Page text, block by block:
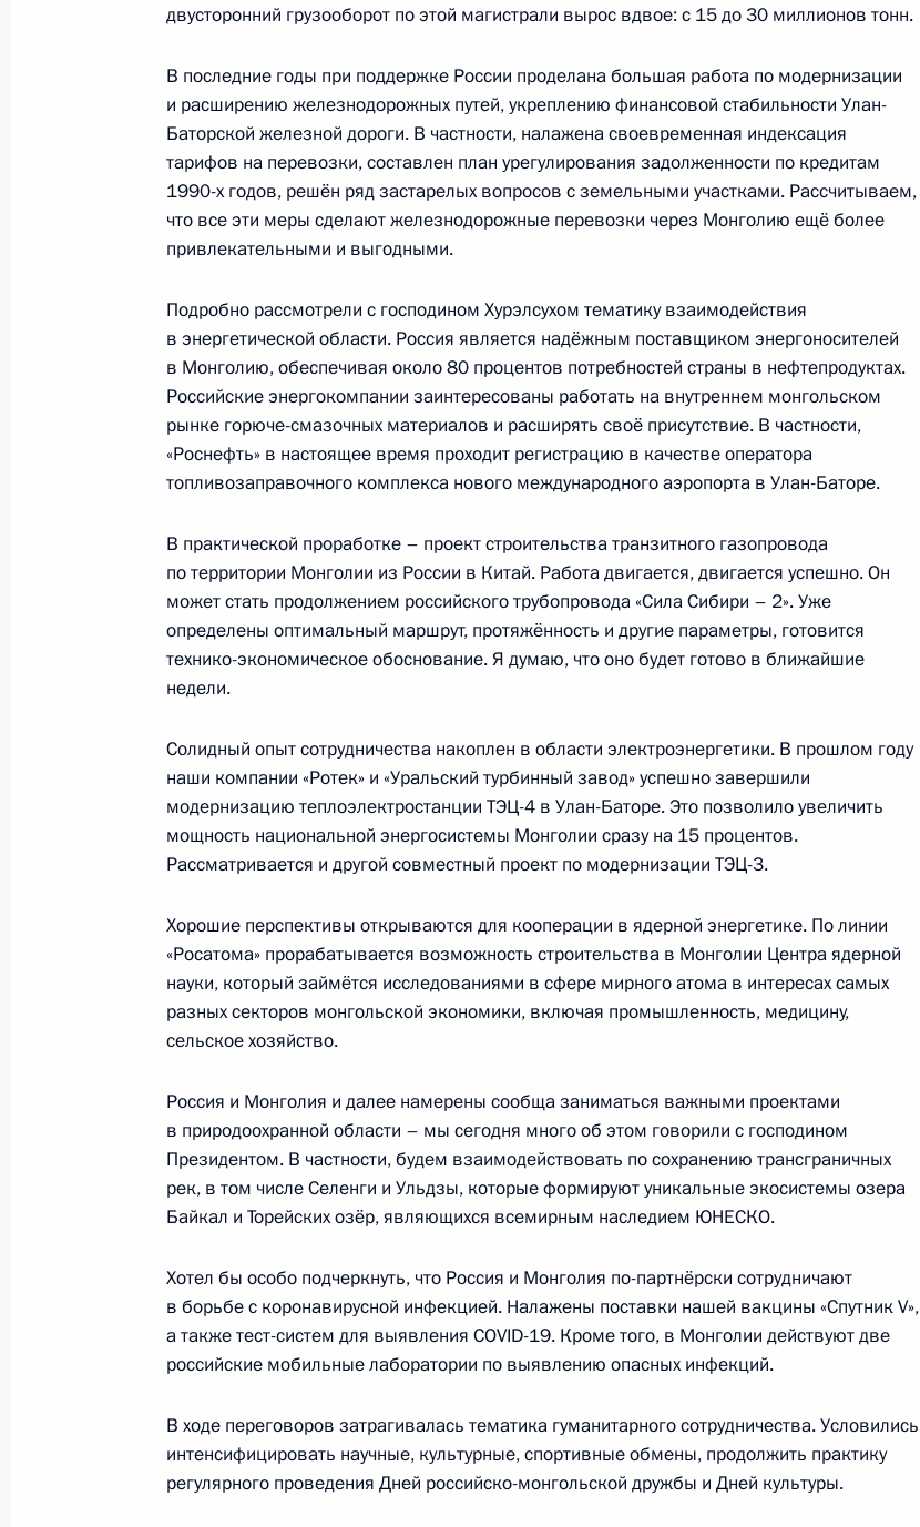
Заявления для прессы по итогам российско-монгольских
переговоров
16 декабря 2021 года, 16:40
Переговоры с Президентом Монголии Ухнагийн Хурэлсухом
16 декабря пройдут переговоры Владимира Путина
с Президентом Монголии Ухнагийн Хурэлсухом
14 декабря 2021 года, 09:00
Заседание Совета глав государств – членов ШОС
17 сентября 2021 года, 12:20
Телефонный разговор с Президентом Монголии Ухнагийн
9 июля 2021 года, 12:40
Поздравление Ухнагийн Хурэлсуху с победой на выборах
Президента Монголии
10 июня 2021 года, 16:30
Встреча с Премьер-министром Монголии Ухнагийн Хурэлсухом
Встреча с Премьер-министром Монголии Ухнагийн Хурэлсухом
3 сентября 2019 года, 12:25
Встреча с военнослужащими Военно-Морского Флота
двусторонний грузооборот по этой магистрали вырос вдвое: с 15 до 30 миллионов тонн.
В последние годы при поддержке России проделана большая работа по модернизации
и расширению железнодорожных путей, укреплению финансовой стабильности Улан-
Баторской железной дороги. В частности, налажена своевременная индексация
тарифов на перевозки, составлен план урегулирования задолженности по кредитам
1990-х годов, решён ряд застарелых вопросов с земельными участками. Рассчитываем,
что все эти меры сделают железнодорожные перевозки через Монголию ещё более
привлекательными и выгодными.
Подробно рассмотрели с господином Хурэлсухом тематику взаимодействия
в энергетической области. Россия является надёжным поставщиком энергоносителей
в Монголию, обеспечивая около 80 процентов потребностей страны в нефтепродуктах.
Российские энергокомпании заинтересованы работать на внутреннем монгольском
рынке горюче-смазочных материалов и расширять своё присутствие. В частности,
«Роснефть» в настоящее время проходит регистрацию в качестве оператора
топливозаправочного комплекса нового международного аэропорта в Улан-Баторе.
В практической проработке – проект строительства транзитного газопровода
по территории Монголии из России в Китай. Работа двигается, двигается успешно. Он
может стать продолжением российского трубопровода «Сила Сибири – 2». Уже
определены оптимальный маршрут, протяжённость и другие параметры, готовится
технико-экономическое обоснование. Я думаю, что оно будет готово в ближайшие
недели.
Солидный опыт сотрудничества накоплен в области электроэнергетики. В прошлом году
наши компании «Ротек» и «Уральский турбинный завод» успешно завершили
модернизацию теплоэлектростанции ТЭЦ-4 в Улан-Баторе. Это позволило увеличить
мощность национальной энергосистемы Монголии сразу на 15 процентов.
Рассматривается и другой совместный проект по модернизации ТЭЦ-3.
Хорошие перспективы открываются для кооперации в ядерной энергетике. По линии
«Росатома» прорабатывается возможность строительства в Монголии Центра ядерной
науки, который займётся исследованиями в сфере мирного атома в интересах самых
разных секторов монгольской экономики, включая промышленность, медицину,
сельское хозяйство.
Россия и Монголия и далее намерены сообща заниматься важными проектами
в природоохранной области – мы сегодня много об этом говорили с господином
Президентом. В частности, будем взаимодействовать по сохранению трансграничных
рек, в том числе Селенги и Ульдзы, которые формируют уникальные экосистемы озера
Байкал и Торейских озёр, являющихся всемирным наследием ЮНЕСКО.
Хотел бы особо подчеркнуть, что Россия и Монголия по-партнёрски сотрудничают
в борьбе с коронавирусной инфекцией. Налажены поставки нашей вакцины «Спутник V»,
а также тест-систем для выявления COVID-19. Кроме того, в Монголии действуют две
российские мобильные лаборатории по выявлению опасных инфекций.
В ходе переговоров затрагивалась тематика гуманитарного сотрудничества. Условились
интенсифицировать научные, культурные, спортивные обмены, продолжить практику
регулярного проведения Дней российско-монгольской дружбы и Дней культуры.